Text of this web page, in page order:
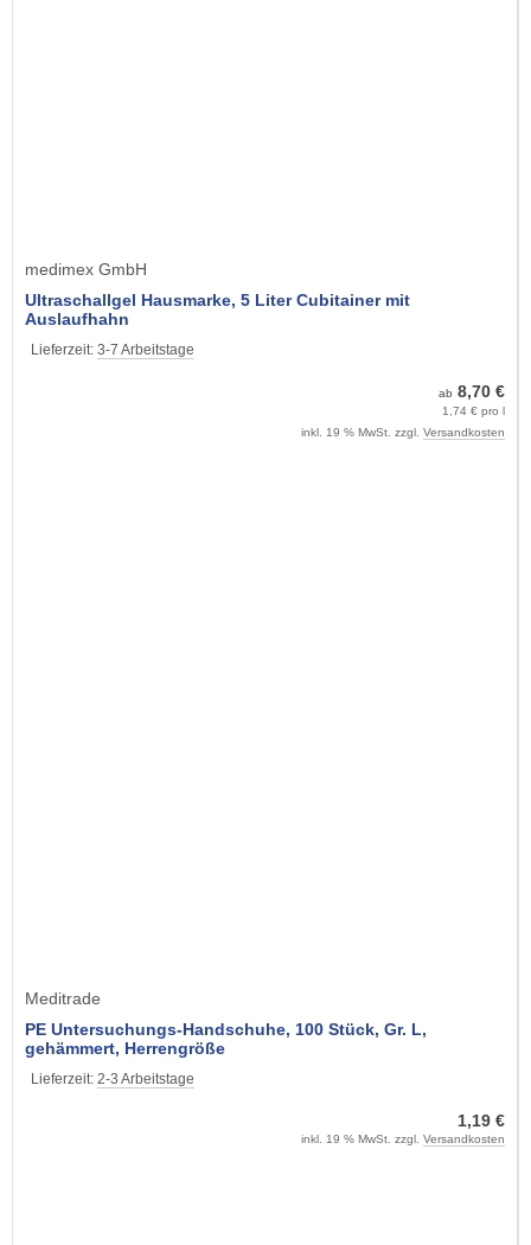
medimex GmbH
Ultraschallgel Hausmarke, 5 Liter Cubitainer mit
Auslaufhahn
Lieferzeit: 3-7 Arbeitstage
ab 8,70 €
1,74 € pro l
inkl. 19 % MwSt. zzgl. Versandkosten
Meditrade
PE Untersuchungs-Handschuhe, 100 Stück, Gr. L,
gehämmert, Herrengröße
Lieferzeit: 2-3 Arbeitstage
1,19 €
inkl. 19 % MwSt. zzgl. Versandkosten